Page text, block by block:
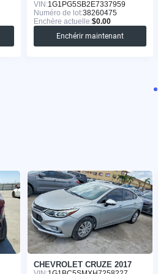
VIN:1G1PG5SB2E7337959
Numéro de lot:38260475
Enchère actuelle:$0.00
Enchérir maintenant
CHEVROLET CRUZE 2017